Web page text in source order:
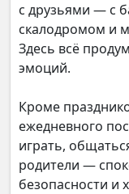
с друзьями — с
скалодромом и
Здесь всё
эмоций.
Кроме
ежедневного
играть,
родители —
безопасности и